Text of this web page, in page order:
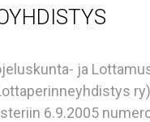
ja
6.9.2005